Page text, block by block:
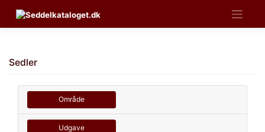
content
Sedler
Område
Udgave